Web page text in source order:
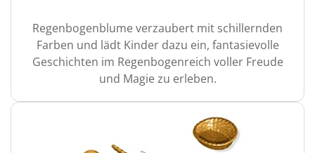
Regenbogenblume verzaubert mit schillernden
Farben und lädt Kinder dazu ein, fantasievolle
Geschichten im Regenbogenreich voller Freude
und Magie zu erleben.